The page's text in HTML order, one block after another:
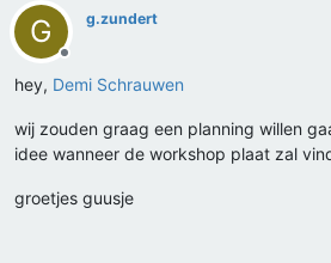
G
Offline
g.zundert
hey, Demi Schrauwen
wij zouden graag een planning willen
idee wanneer de workshop plaat zal
groetjes guusje